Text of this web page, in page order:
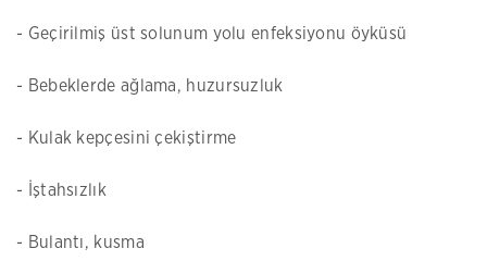
- Geçirilmiş üst solunum yolu enfeksiyonu öyküsü
- Bebeklerde ağlama, huzursuzluk
- Kulak kepçesini çekiştirme
- İştahsızlık
- Bulantı, kusma